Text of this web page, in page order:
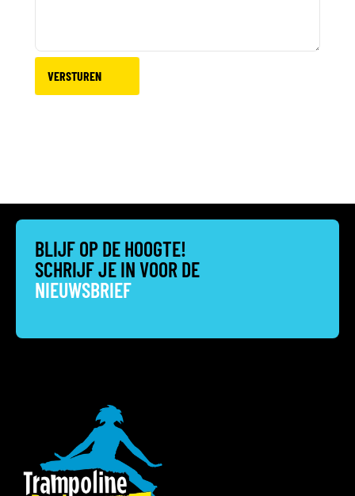
VERSTUREN
BLIJF OP DE HOOGTE!
SCHRIJF JE IN VOOR DE
NIEUWSBRIEF